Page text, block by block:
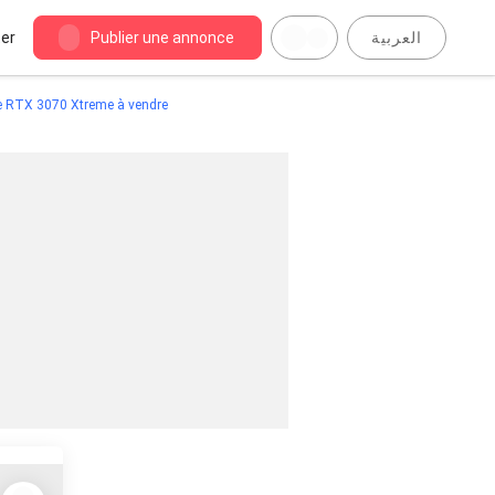
Publier une annonce العربية
RTX 3070 Xtreme à vendre